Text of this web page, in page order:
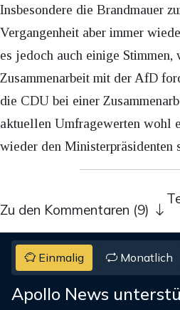
Insbesondere die Brandmauer
Vergangenheit aber immer
es jedoch auch einige Stimmen,
Zusammenarbeit mit der AfD
die CDU bei einer
aktuellen Umfragewerten wohl
wieder den Ministerpräsidenten
Zu den Kommentaren (9)
Einmalig Monatlich
Apollo News